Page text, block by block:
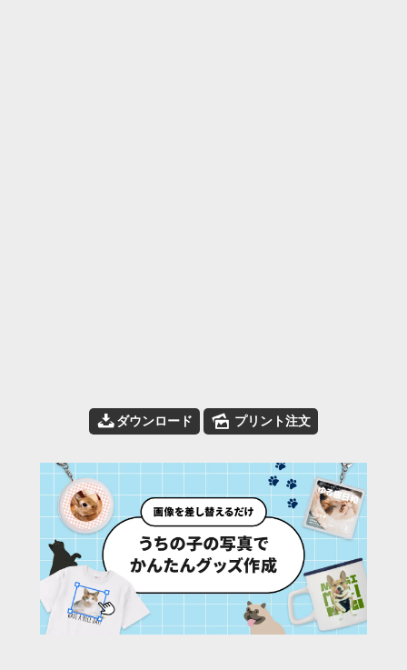
📥ダウンロード 🌄 プリント注文